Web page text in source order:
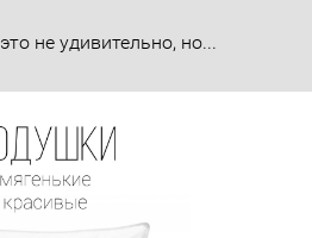
не удивительно, но...